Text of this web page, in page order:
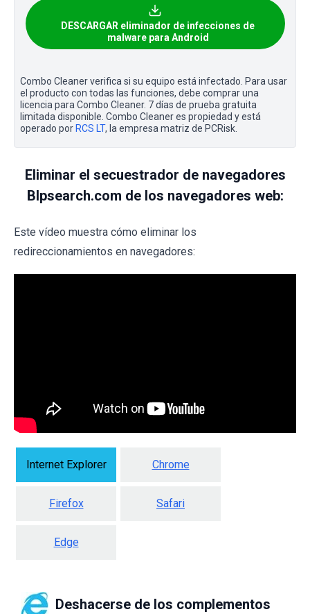
DESCARGAR eliminador de infecciones de
malware para Android
Combo Cleaner verifica si su equipo está infectado. Para usar
el producto con todas las funciones, debe comprar una
licencia para Combo Cleaner. 7 días de prueba gratuita
limitada disponible. Combo Cleaner es propiedad y está
operado por RCS LT, la empresa matriz de PCRisk.
Eliminar el secuestrador de navegadores
Blpsearch.com de los navegadores web:
Este vídeo muestra cómo eliminar los
redireccionamientos en navegadores:
Internet Explorer Chrome
Firefox Safari
Edge
Deshacerse de los complementos